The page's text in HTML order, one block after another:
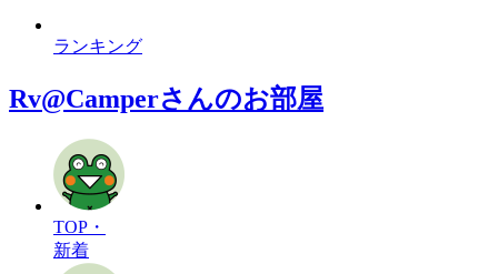
ランキング
Rv@Camperさんのお部屋
TOP・
新着